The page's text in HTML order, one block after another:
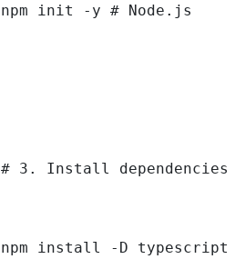
npm init -y # Node.js
# 3. Install dependencies
npm install -D typescript